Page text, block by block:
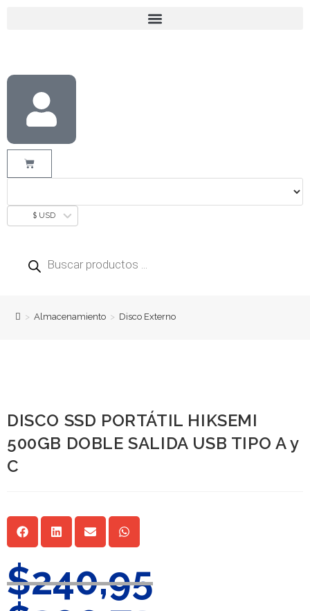
$ USD
> Almacenamiento > Disco Externo
DISCO SSD PORTÁTIL HIKSEMI
500GB DOBLE SALIDA USB TIPO A y
C
$240,95